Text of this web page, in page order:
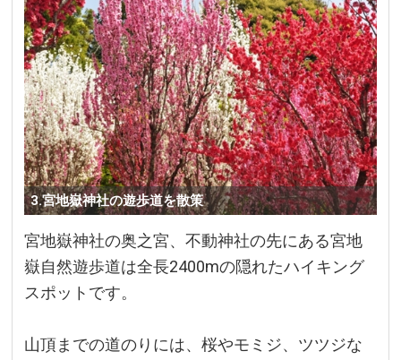
3.宮地嶽神社の遊歩道を散策
宮地嶽神社の奥之宮、不動神社の先にある宮地
嶽自然遊歩道は全長2400mの隠れたハイキング
スポットです。
山頂までの道のりには、桜やモミジ、ツツジな